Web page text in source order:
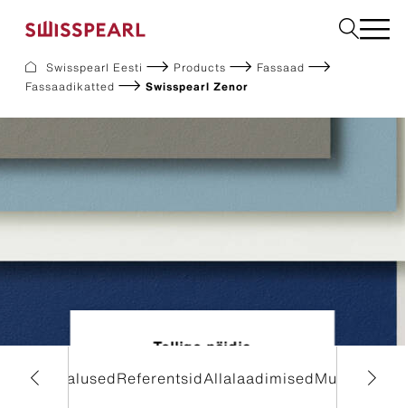
Ettevõte
Fassaadikatted
Katusekatted
Interjöör
Swisspearl Eesti Products
Fassaad
Fassaadikatted
Swisspearl Zenor
Tellige näidis
ReferentsidAllalaadimisedMuud